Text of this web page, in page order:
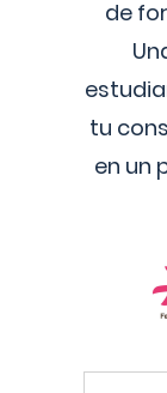
de
tu
en un